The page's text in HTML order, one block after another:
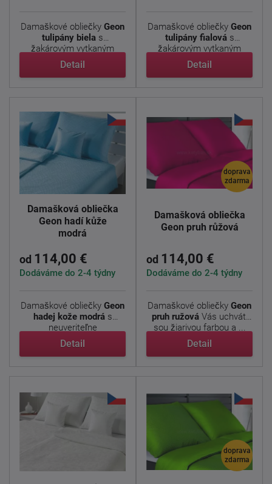
Damaškové obliečky Geon
tulipány biela s
žakárovým vytkaným
vzorom ...
Detail
Damaškové obliečky Geon
tulipány fialovás
žakárovým vytkaným
vzorom ...
Detail
Damašková obliečka
Geon hadí kůže
modrá
od 114,00 €
Dodáváme do 2-4 týdny
Damaškové obliečky Geon
hadej kože modrás
neuveriteľne
prepracovaným ...
Detail
doprava
zdarma
Damašková obliečka
Geon pruh růžová
od 114,00 €
Dodáváme do 2-4 týdny
Damaškové obliečky Geon
pruh ružováVás uchváti
sou žiarivou farbou a ...
Detail
doprava
zdarma